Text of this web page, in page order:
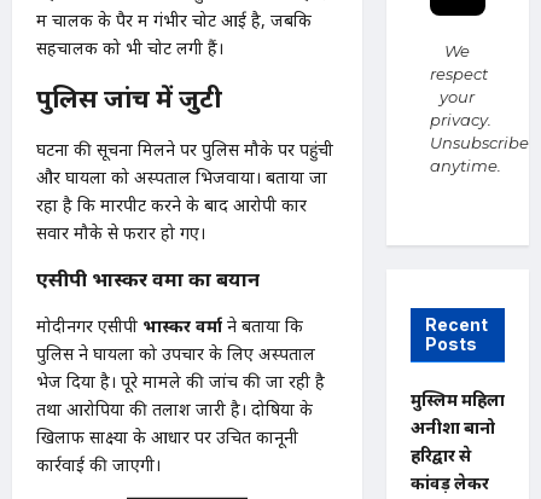
में चालक के पैर में गंभीर चोट आई है, जबकि
सहचालक को भी चोटें लगी हैं।
पुलिस जांच में जुटी
घटना की सूचना मिलने पर पुलिस मौके पर पहुंची
और घायलों को अस्पताल भिजवाया। बताया जा
रहा है कि मारपीट करने के बाद आरोपी कार
सवार मौके से फरार हो गए।
एसीपी भास्कर वर्मा का बयान
मोदीनगर एसीपी भास्कर वर्मा ने बताया कि
पुलिस ने घायलों को उपचार के लिए अस्पताल
भेज दिया है। पूरे मामले की जांच की जा रही है
तथा आरोपियों की तलाश जारी है। दोषियों के
खिलाफ साक्ष्यों के आधार पर उचित कानूनी
कार्रवाई की जाएगी।
We
respect
your
privacy.
Unsubscribe
anytime.
Recent
Posts
मुस्लिम महिला
अनीशा बानो
हरिद्वार से
कांवड़ लेकर